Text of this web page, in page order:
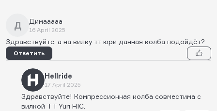
Д Димааааа
16 April 2025
Здравствуйте, а на вилку тт юри данная колба подойдёт?
Ответить
Hellride
17 April 2025
Здравствуйте! Компрессионная колба совместима с
вилкой TT Yuri HIC.